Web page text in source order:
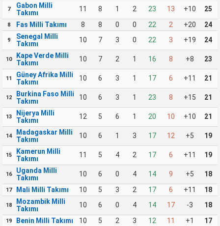
7
Gabon Milli
Takımı
11 8 1 2 23 13 +10 25
8 Fas Milli Takımı 8 8 0 0 22 2 +20 24
9
Senegal Milli
Takımı
10 7 3 0 22 3 +19 24
10
Kape Verde Milli
Takımı
10 7 2 1 16 8 +8 23
11
Güney Afrika Milli
Takımı
10 6 3 1 17 6 +11 21
12
Burkina Faso Milli
Takımı
10 6 3 1 23 8 +15 21
13
Nijerya Milli
Takımı
12 5 6 1 20 10 +10 21
14
Madagaskar Milli
Takımı
10 6 1 3 17 12 +5 19
15
Kamerun Milli
Takımı
11 5 4 2 17 6 +11 19
16
Uganda Milli
Takımı
10 6 0 4 14 9 +5 18
17 Mali Milli Takımı 10 5 3 2 17 6 +11 18
18
Mozambik Milli
Takımı
10 6 0 4 14 17 -3 18
19 Benin Milli Takımı 10 5 2 3 12 11 +1 17